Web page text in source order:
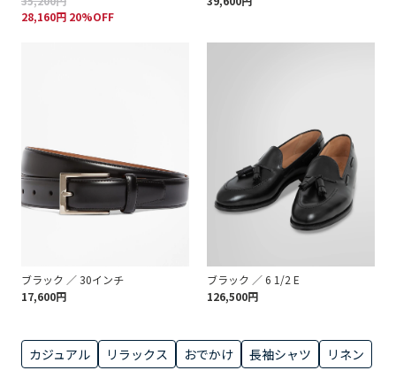
28,160円 20%OFF
ブラック ／ 30インチ
17,600円
ブラック ／ 6 1/2 E
126,500円
カジュアル リラックス おでかけ 長袖シャツ リネン